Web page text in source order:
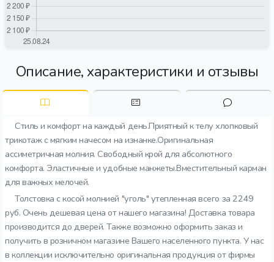
Описание, характеристики и отзывы
Стиль и комфорт на каждый день.Приятный к телу хлопковый
трикотаж с мягким начесом на изнанке.Оригинальная
ассиметричная молния. Свободный крой для абсолютного
комфорта. Эластичные и удобные манжеты.Вместительный карман
для важных мелочей.
Толстовка с косой молнией "уголь" утепленная всего за 2249
руб. Очень дешевая цена от нашего магазина! Доставка товара
производится до дверей. Также возможно оформить заказ и
получить в розничном магазине Вашего населенного пункта. У нас
в коллекции исключительно оригинальная продукция от фирмы